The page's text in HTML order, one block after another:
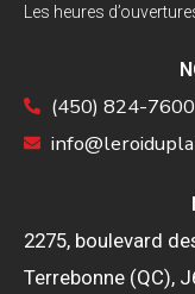
Les heures
(450) 824-7600
2275, boulevard
Terrebonne (QC),